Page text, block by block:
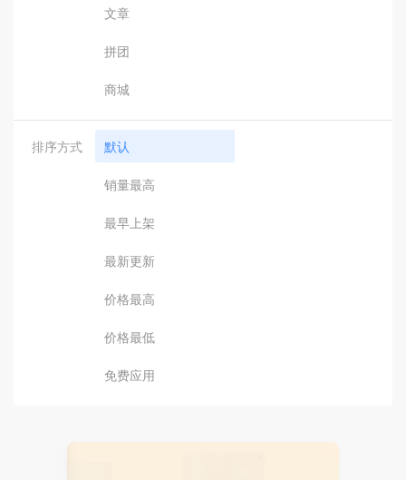
文章
拼团
商城
排序方式 默认
销量最高
最早上架
最新更新
价格最高
价格最低
免费应用